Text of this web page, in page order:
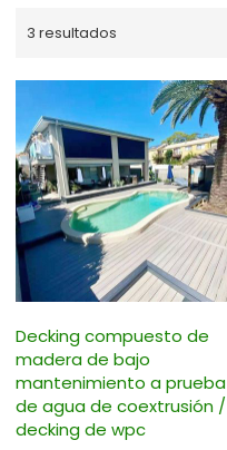
3 resultados
Decking compuesto de
madera de bajo
mantenimiento a prueba
de agua de coextrusión /
decking de wpc